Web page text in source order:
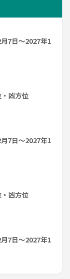
7日～2027年1
凶方位
7日～2027年1
凶方位
7日～2027年1